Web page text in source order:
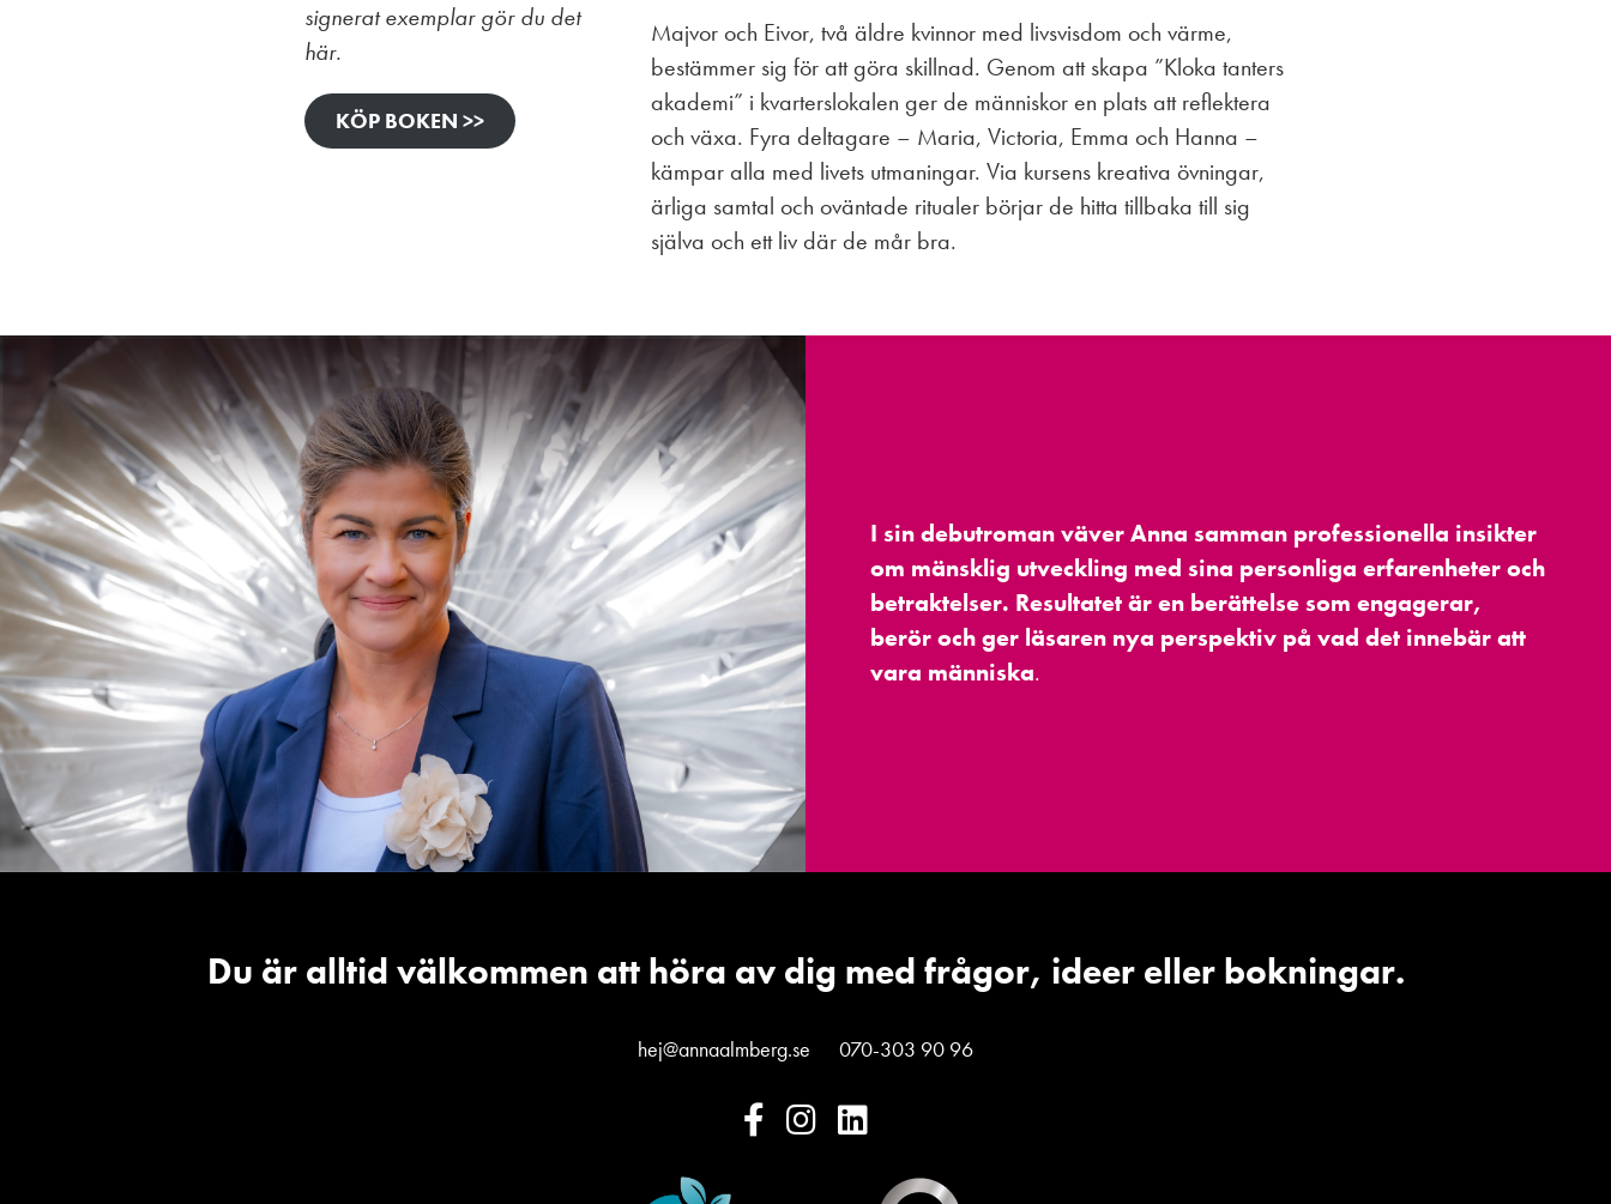
signerat exemplar gör du det
här.
KÖP BOKEN >>
Majvor och Eivor, två äldre kvinnor med livsvisdom och värme,
bestämmer sig för att göra skillnad. Genom att skapa ”Kloka tanters
akademi” i kvarterslokalen ger de människor en plats att reflektera
och växa. Fyra deltagare – Maria, Victoria, Emma och Hanna –
kämpar alla med livets utmaningar. Via kursens kreativa övningar,
ärliga samtal och oväntade ritualer börjar de hitta tillbaka till sig
själva och ett liv där de mår bra.
I sin debutroman väver Anna samman professionella insikter
om mänsklig utveckling med sina personliga erfarenheter och
betraktelser. Resultatet är en berättelse som engagerar,
berör och ger läsaren nya perspektiv på vad det innebär att
vara människa.
Du är alltid välkommen att höra av dig med frågor, ideer eller bokningar.
hej@annaalmberg.se 070-303 90 96